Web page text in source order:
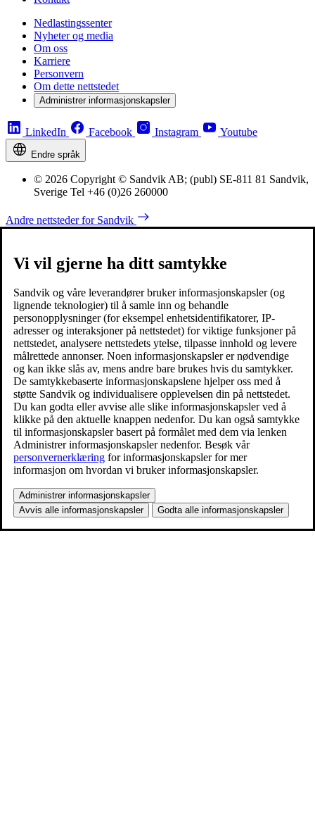
Nedlastingssenter
Nyheter og media
Om oss
Karriere
Personvern
Om dette nettstedet
Administrer informasjonskapsler
LinkedIn Facebook Instagram Youtube
Endre språk
© 2026 Copyright © Sandvik AB; (publ) SE-811 81 Sandvik,
Sverige Tel +46 (0)26 260000
Andre nettsteder for Sandvik
Vi vil gjerne ha ditt samtykke
Sandvik og våre leverandører bruker informasjonskapsler (og
lignende teknologier) til å samle inn og behandle
personopplysninger (for eksempel enhetsidentifikatorer, IP-
adresser og interaksjoner på nettstedet) for viktige funksjoner på
nettstedet, analysere nettstedets ytelse, tilpasse innhold og levere
målrettede annonser. Noen informasjonskapsler er nødvendige
og kan ikke slås av, mens andre bare brukes hvis du samtykker.
De samtykkebaserte informasjonskapslene hjelper oss med å
støtte Sandvik og individualisere opplevelsen din på nettstedet.
Du kan godta eller avvise alle slike informasjonskapsler ved å
klikke på den aktuelle knappen nedenfor. Du kan også samtykke
til informasjonskapsler basert på formålet med dem via lenken
Administrer informasjonskapsler nedenfor. Besøk vår
personvernerklæring for informasjonskapsler for mer
informasjon om hvordan vi bruker informasjonskapsler.
Administrer informasjonskapsler
Avvis alle informasjonskapsler
Godta alle informasjonskapsler